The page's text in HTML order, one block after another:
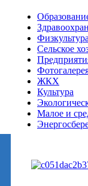
Сельское
ЖКХ
Культура
Малое и